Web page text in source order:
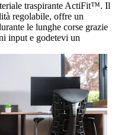
traspirante ActiFit™️. Il
regolabile, offre un
le lunghe corse grazie
input e godetevi un